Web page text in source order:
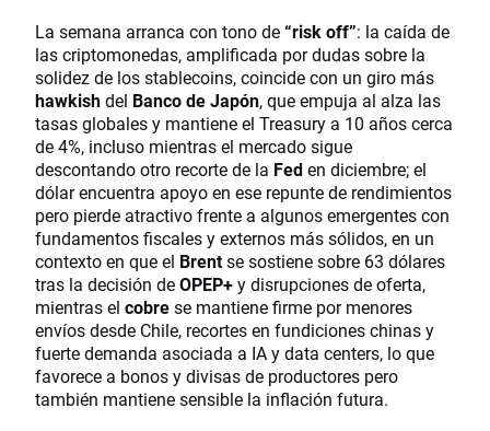
La semana arranca con tono de“risk off”: la caída de
las criptomonedas, amplificada por dudas sobre la
solidez de los stablecoins, coincide con un giro más
hawkishdel Banco de Japón, que empuja al alza las
tasas globales y mantiene el Treasury a 10 años cerca
de 4%, incluso mientras el mercado sigue
descontando otro recorte de la Feden diciembre; el
dólar encuentra apoyo en ese repunte de rendimientos
pero pierde atractivo frente a algunos emergentes con
fundamentos fiscales y externos más sólidos, en un
contexto en que el Brentse sostiene sobre 63 dólares
tras la decisión deOPEP+y disrupciones de oferta,
mientras el cobrese mantiene firme por menores
envíos desde Chile, recortes en fundiciones chinas y
fuerte demanda asociada a IA y data centers, lo que
favorece a bonos y divisas de productores pero
también mantiene sensible la inflación futura.